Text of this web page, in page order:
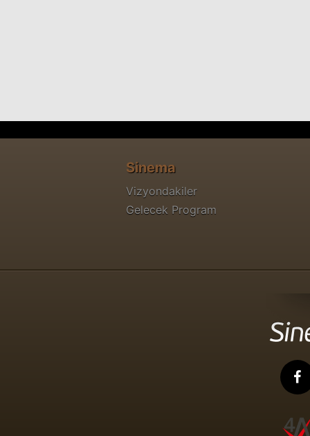
Sinema
Vizyondakiler
Gelecek Program